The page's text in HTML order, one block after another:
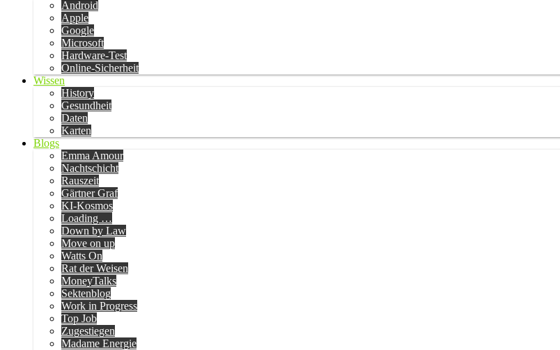
Android
Apple
Google
Microsoft
Hardware-Test
Online-Sicherheit
Wissen
History
Gesundheit
Daten
Karten
Blogs
Emma Amour
Nachtschicht
Rauszeit
Gärtner Graf
KI-Kosmos
Loading …
Down by Law
Move on up
Watts On
Rat der Weisen
MoneyTalks
Sektenblog
Work in Progress
Top Job
Zugestiegen
Madame Energie